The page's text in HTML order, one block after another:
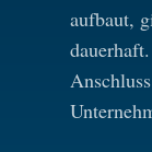
aufbaut,